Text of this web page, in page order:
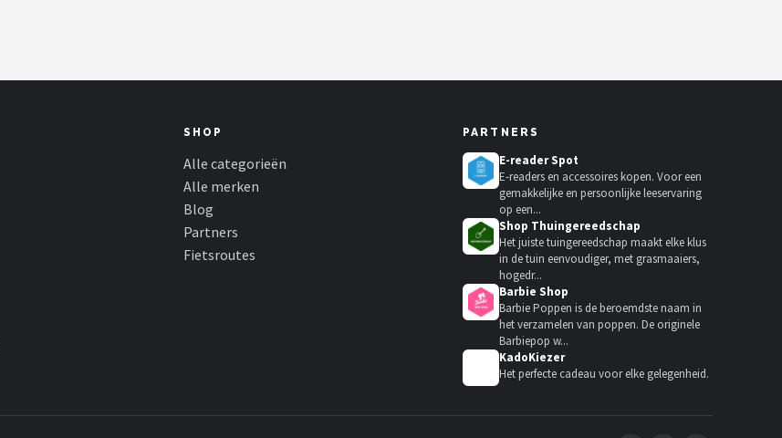
SHOP
Alle categorieën
Alle merken
Blog
Partners
Fietsroutes
PARTNERS
E-reader Spot
E-readers en accessoires kopen. Voor een
gemakkelijke en persoonlijke leeservaring
op een...
Shop Thuingereedschap
Het juiste tuingereedschap maakt elke klus
in de tuin eenvoudiger, met grasmaaiers,
hogedr...
Barbie Shop
Barbie Poppen is de beroemdste naam in
het verzamelen van poppen. De originele
Barbiepop w...
KadoKiezer
Het perfecte cadeau voor elke gelegenheid.